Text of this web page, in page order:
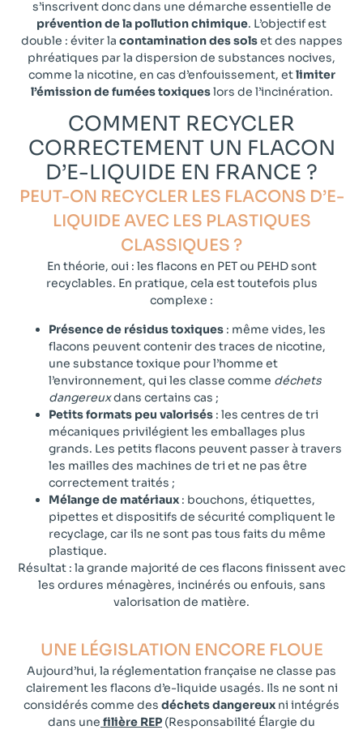
s’inscrivent donc dans une démarche essentielle de
prévention de la pollution chimique. L’objectif est
double : éviter la contamination des solset des nappes
phréatiques par la dispersion de substances nocives,
comme la nicotine, en cas d’enfouissement, etlimiter
l’émission de fumées toxiqueslors de l’incinération.
COMMENT RECYCLER
CORRECTEMENT UN FLACON
D’E-LIQUIDE EN FRANCE ?
PEUT-ON RECYCLER LES FLACONS D’E-
LIQUIDE AVEC LES PLASTIQUES
CLASSIQUES ?​
En théorie, oui : les flacons en PET ou PEHD sont
recyclables. En pratique, cela est toutefois plus
complexe :
Présence de résidus toxiques : même vides, les
flacons peuvent contenir des traces de nicotine,
une substance toxique pour l’homme et
l’environnement, qui les classe comme déchets
dangereuxdans certains cas ;
Petits formats peu valorisés : les centres de tri
mécaniques privilégient les emballages plus
grands. Les petits flacons peuvent passer à travers
les mailles des machines de tri et ne pas être
correctement traités ;
Mélange de matériaux : bouchons, étiquettes,
pipettes et dispositifs de sécurité compliquent le
recyclage, car ils ne sont pas tous faits du même
plastique.
Résultat : la grande majorité de ces flacons finissent avec
les ordures ménagères, incinérés ou enfouis, sans
valorisation de matière.
UNE LÉGISLATION ENCORE FLOUE​
Aujourd’hui, la réglementation française ne classe pas
clairement les flacons d’e-liquide usagés. Ils ne sont ni
considérés comme des déchets dangereux ni intégrés
dans une filière REP (Responsabilité Élargie du